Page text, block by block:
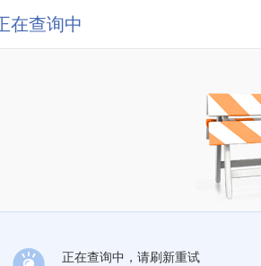
在查询中
正在查询中，请刷新重试